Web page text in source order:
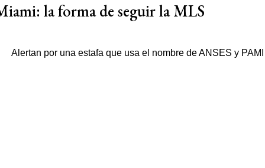
la forma de seguir la MLS